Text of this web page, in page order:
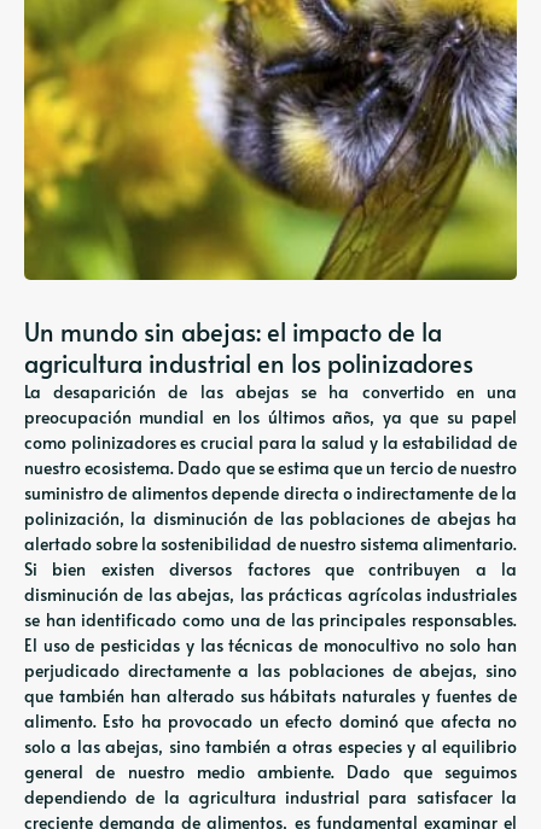
Un mundo sin abejas: el impacto de la
agricultura industrial en los polinizadores
La desaparición de las abejas se ha convertido en una
preocupación mundial en los últimos años, ya que su papel
como polinizadores es crucial para la salud y la estabilidad de
nuestro ecosistema. Dado que se estima que un tercio de nuestro
suministro de alimentos depende directa o indirectamente de la
polinización, la disminución de las poblaciones de abejas ha
alertado sobre la sostenibilidad de nuestro sistema alimentario.
Si bien existen diversos factores que contribuyen a la
disminución de las abejas, las prácticas agrícolas industriales
se han identificado como una de las principales responsables.
El uso de pesticidas y las técnicas de monocultivo no solo han
perjudicado directamente a las poblaciones de abejas, sino
que también han alterado sus hábitats naturales y fuentes de
alimento. Esto ha provocado un efecto dominó que afecta no
solo a las abejas, sino también a otras especies y al equilibrio
general de nuestro medio ambiente. Dado que seguimos
dependiendo de la agricultura industrial para satisfacer la
creciente demanda de alimentos, es fundamental examinar el